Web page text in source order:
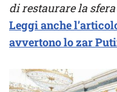
di restaurare la
Leggi anche
avvertono lo zar